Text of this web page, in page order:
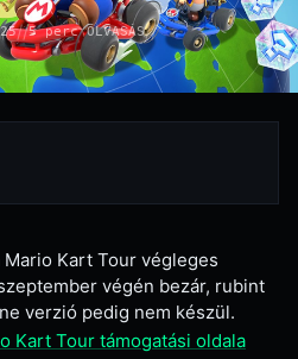
//5 perc OLVASÁS//
Kart Tour végleges
végén bezár, rubint
verzió pedig nem készül.
Kart Tour támogatási oldala